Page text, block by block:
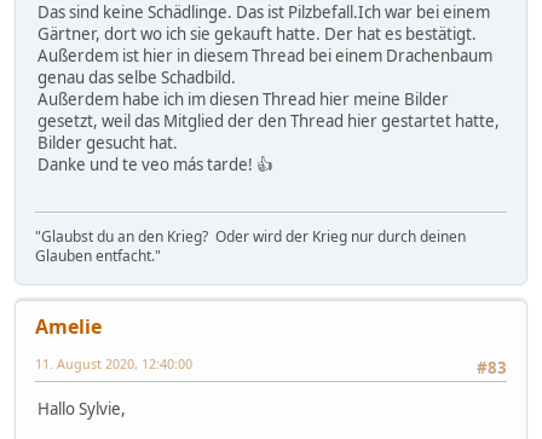
Das sind keine Schädlinge. Das ist Pilzbefall.Ich war bei einem
Gärtner, dort wo ich sie gekauft hatte. Der hat es bestätigt.
Außerdem ist hier in diesem Thread bei einem Drachenbaum
genau das selbe Schadbild.
Außerdem habe ich im diesen Thread hier meine Bilder
gesetzt, weil das Mitglied der den Thread hier gestartet hatte,
Bilder gesucht hat.
Danke und te veo más tarde! 👍
"Glaubst du an den Krieg? Oder wird der Krieg nur durch deinen
Glauben entfacht."
Amelie
#83
11. August 2020, 12:40:00
Hallo Sylvie,